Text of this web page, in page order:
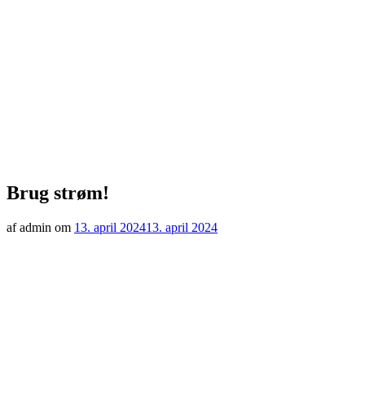
Brug strøm!
af admin om 13. april 202413. april 2024